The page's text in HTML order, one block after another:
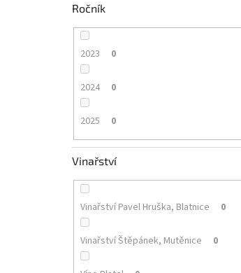
Ročník
2023 0
2024 0
2025 0
Vinařství
Vinařství Pavel Hruška, Blatnice 0
Vinařství Štěpánek, Mutěnice 0